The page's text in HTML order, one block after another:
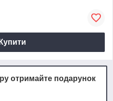
Купити
отримайте подарунок